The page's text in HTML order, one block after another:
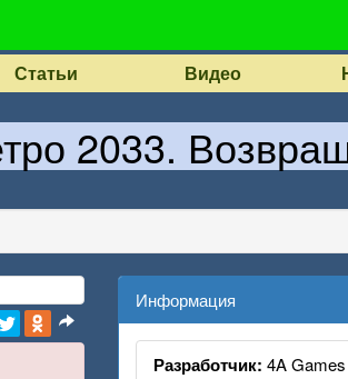
Статьи Видео
2033.
Информация
Разработчик: 4A Games